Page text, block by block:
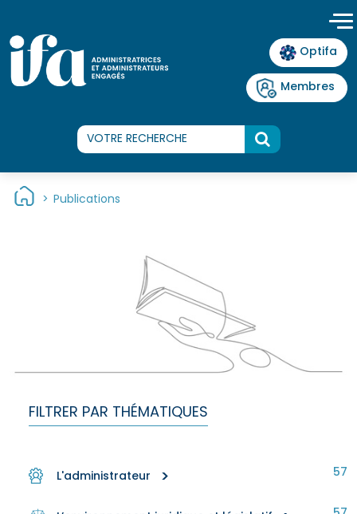
Optifa
Membres
> Publications
FILTRER PAR THÉMATIQUES
L'administrateur > 57